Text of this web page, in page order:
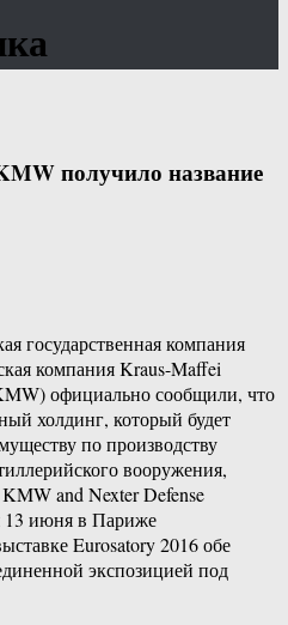
получило название
государственная компания
компания Kraus-Maffei
официально сообщили, что
холдинг, который будет
по производству
вооружения,
and Nexter Defense
13 июня в Париже
Eurosatory 2016 обе
экспозицией под